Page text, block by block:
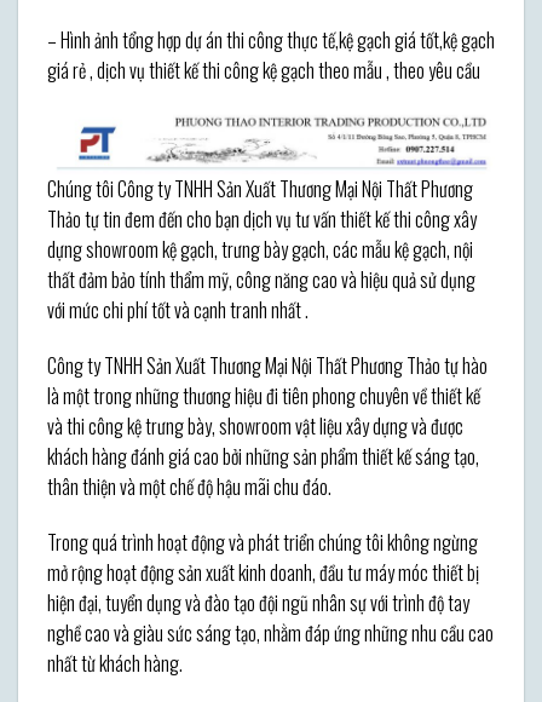
– Hình ảnh tổng hợp dự án thi công thực tế,kệ gạch giá tốt,kệ gạch
giá rẻ , dịch vụ thiết kế thi công kệ gạch theo mẫu , theo yêu cầu
Chúng tôi Công ty TNHH Sản Xuất Thương Mại Nội Thất Phương
Thảo tự tin đem đến cho bạn dịch vụ tư vấn thiết kế thi công xây
dựng showroom kệ gạch, trưng bày gạch, các mẫu kệ gạch, nội
thất đảm bảo tính thẩm mỹ, công năng cao và hiệu quả sử dụng
với mức chi phí tốt và cạnh tranh nhất .
Công ty TNHH Sản Xuất Thương Mại Nội Thất Phương Thảo tự hào
là một trong những thương hiệu đi tiên phong chuyên về thiết kế
và thi công kệ trưng bày, showroom vật liệu xây dựng và được
khách hàng đánh giá cao bởi những sản phẩm thiết kế sáng tạo,
thân thiện và một chế độ hậu mãi chu đáo.
Trong quá trình hoạt động và phát triển chúng tôi không ngừng
mở rộng hoạt động sản xuất kinh doanh, đầu tư máy móc thiết bị
hiện đại, tuyển dụng và đào tạo đội ngũ nhân sự với trình độ tay
nghề cao và giàu sức sáng tạo, nhằm đáp ứng những nhu cầu cao
nhất từ khách hàng.